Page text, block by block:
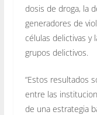
dosis de droga, la
generadores de
células delictivas y
grupos delictivos.
“Estos resultados
entre las
de una estrategia